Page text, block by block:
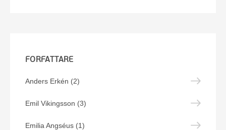
FORFATTARE
Anders Erkén (2)
Emil Vikingsson (3)
Emilia Angséus (1)